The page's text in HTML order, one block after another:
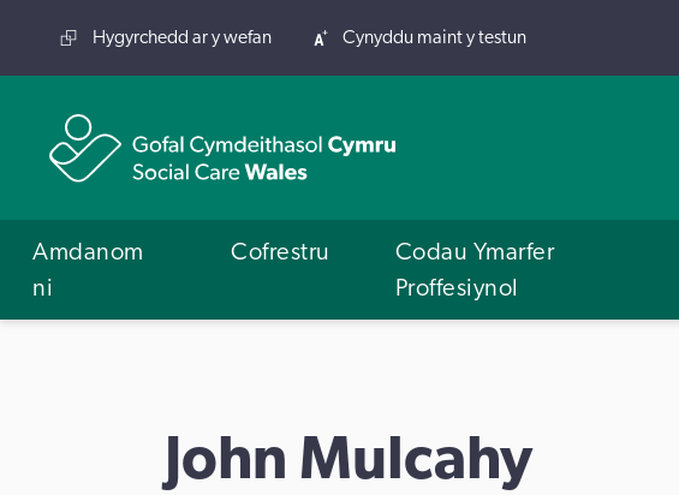
Hygyrchedd ar y wefan Cynyddu maint y testun
Amdanom
ni
Cofrestru
Codau Ymarfer
Proffesiynol
John Mulcahy